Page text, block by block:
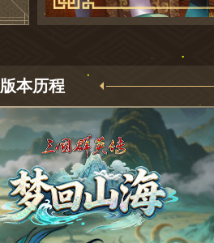
申请数据转移
版本历程